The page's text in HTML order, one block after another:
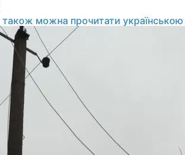
також можна прочитати українською